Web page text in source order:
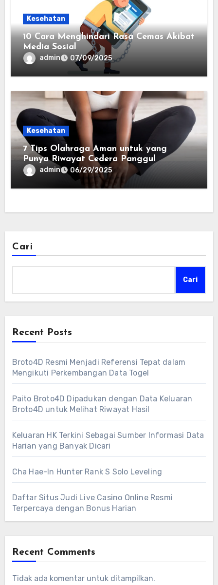
Kesehatan
10 Cara Menghindari Rasa Cemas Akibat
Media Sosial
admin 07/09/2025
Kesehatan
7 Tips Olahraga Aman untuk yang
Punya Riwayat Cedera Panggul
admin 06/29/2025
Cari
Cari
Recent Posts
Broto4D Resmi Menjadi Referensi Tepat dalam
Mengikuti Perkembangan Data Togel
Paito Broto4D Dipadukan dengan Data Keluaran
Broto4D untuk Melihat Riwayat Hasil
Keluaran HK Terkini Sebagai Sumber Informasi Data
Harian yang Banyak Dicari
Cha Hae-In Hunter Rank S Solo Leveling
Daftar Situs Judi Live Casino Online Resmi
Terpercaya dengan Bonus Harian
Recent Comments
Tidak ada komentar untuk ditampilkan.